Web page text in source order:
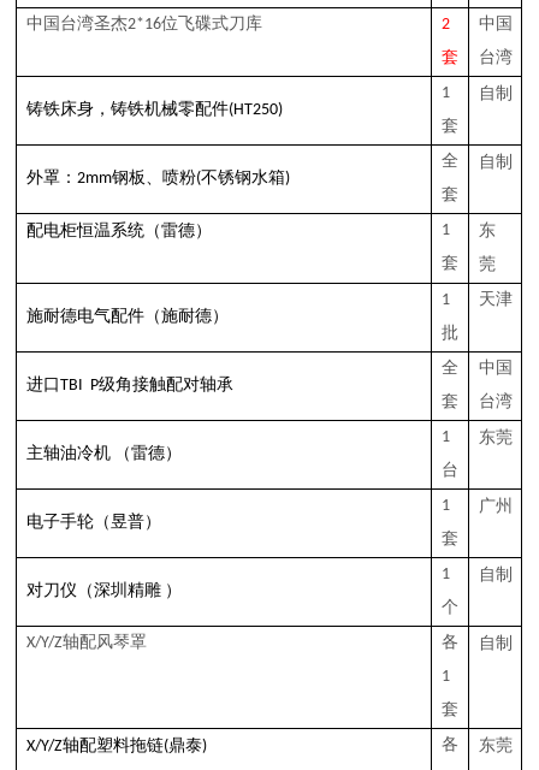
中国台湾圣杰2*16位飞碟式刀库
2
套
中国
台湾
铸铁床身， 铸铁机械零配件(HT250)
1
套
自制
外罩：2mm钢板、 喷粉(不锈钢水箱)
全
套
自制
配电柜恒温系统（雷德）
1
套
东
莞
施耐德电气配件（施耐德）
1
批
天津
进口 TBI P级角接触配对轴承
全
套
中国
台湾
主轴油冷机 （雷德）
1
台
东莞
电子手轮（昱普）
1
套
广州
对刀仪（深圳精雕）
1
个
自制
X/Y/Z轴配风琴罩
各
1
套
自制
X/Y/Z轴配塑料拖链(鼎泰) 各 东莞